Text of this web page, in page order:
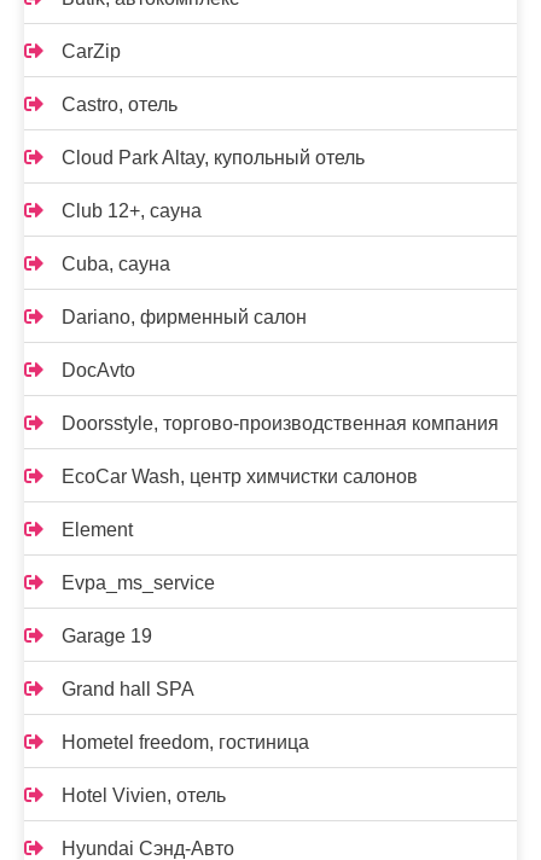
CarZip
Castro, отель
Cloud Park Altay, купольный отель
Club 12+, сауна
Cuba, сауна
Dariano, фирменный салон
DocAvto
Doorsstyle, торгово-производственная компания
EcoCar Wash, центр химчистки салонов
Element
Evpa_ms_service
Garage 19
Grand hall SPA
Hometel freedom, гостиница
Hotel Vivien, отель
Hyundai Сэнд-Авто